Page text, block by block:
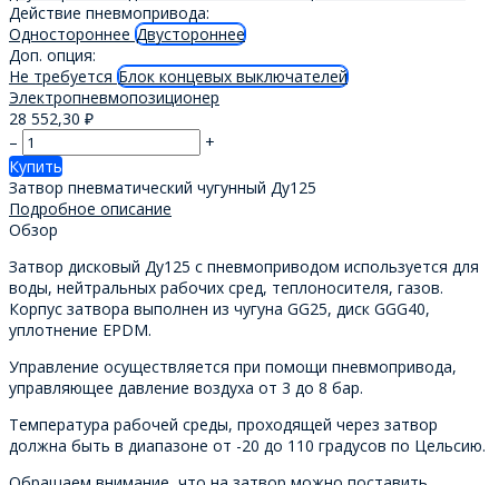
Действие пневмопривода:
Одностороннее Двустороннее
Доп. опция:
Не требуется Блок концевых выключателей
Электропневмопозиционер
28 552,30 ₽
–
+
Купить
Затвор пневматический чугунный Ду125
Подробное описание
Обзор
Затвор дисковый Ду125 с пневмоприводом используется для
воды, нейтральных рабочих сред, теплоносителя, газов.
Корпус затвора выполнен из чугуна GG25, диск GGG40,
уплотнение EPDM.
Управление осуществляется при помощи пневмопривода,
управляющее давление воздуха от 3 до 8 бар.
Температура рабочей среды, проходящей через затвор
должна быть в диапазоне от -20 до 110 градусов по Цельсию.